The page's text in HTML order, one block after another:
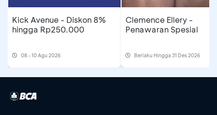
Kick Avenue - Diskon 8%
hingga Rp250.000
08 - 10 Agu 2026
Clemence Ellery -
Penawaran Spesial
Berlaku Hingga 31 Des 2026